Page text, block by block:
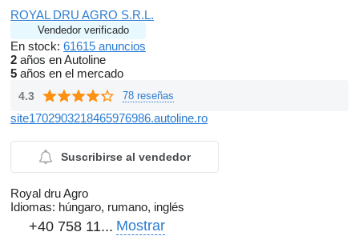
ROYAL DRU AGRO S.R.L.
Vendedor verificado
En stock: 61615 anuncios
2 años en Autoline
5 años en el mercado
4.3 78 reseñas
site1702903218465976986.autoline.ro
Suscribirse al vendedor
Royal dru Agro
Idiomas: húngaro, rumano, inglés
+40 758 11... Mostrar